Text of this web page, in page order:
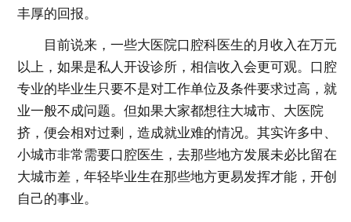
丰厚的回报。
目前说来，一些大医院口腔科医生的月收入在万元
以上，如果是私人开设诊所，相信收入会更可观。口腔
专业的毕业生只要不是对工作单位及条件要求过高，就
业一般不成问题。但如果大家都想往大城市、大医院
挤，便会相对过剩，造成就业难的情况。其实许多中、
小城市非常需要口腔医生，去那些地方发展未必比留在
大城市差，年轻毕业生在那些地方更易发挥才能，开创
自己的事业。